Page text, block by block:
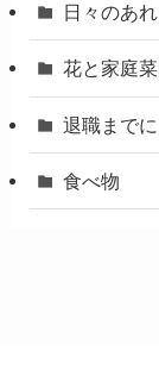
日々のあ
花と家庭菜
退職までに
食べ物